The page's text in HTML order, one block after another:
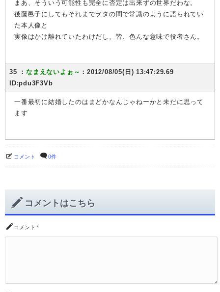
まあ、そういう可能性も完全に否定は出来ずの世界だわな。
後藤邑子にしてもそれまでヲタの間で常識のように語られてい
た本人像と
実像はかけ離れていたわけだし、皆、色んな意味で役者さん。
35 ：なまえないよぉ～ ：2012/08/05(日) 13:47:29.69
ID:pdu3F3Vb
一番最初に結婚したのはまどかなんじゃねーかと未だに思って
ます
コメント 0件
コメントはこちら
コメント *